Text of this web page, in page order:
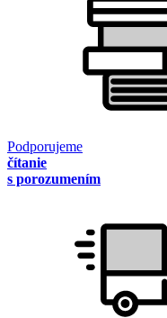
Podporujeme
čítanie
s porozumením